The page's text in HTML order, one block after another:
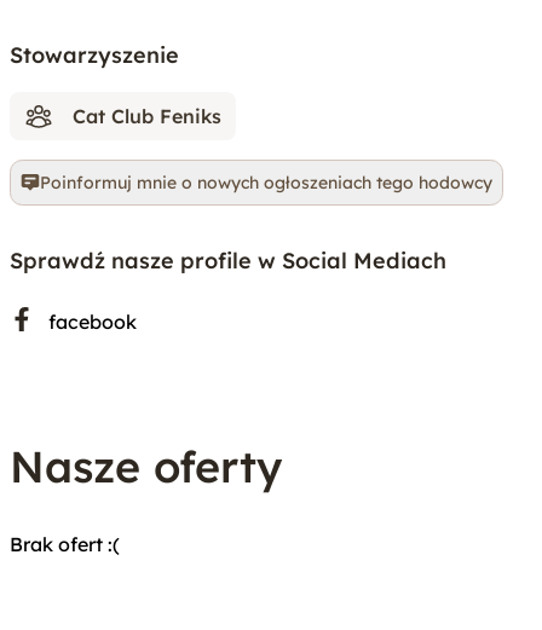
Stowarzyszenie
Cat Club Feniks
Poinformuj mnie o nowych ogłoszeniach tego hodowcy
Sprawdź nasze profile w Social Mediach
facebook
Nasze oferty
Brak ofert :(